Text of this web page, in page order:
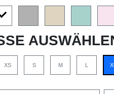
AUSWÄHLEN
XS S M XL